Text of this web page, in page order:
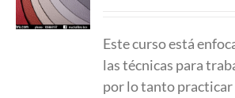
Este curso está
las técnicas para
por lo tanto practicar